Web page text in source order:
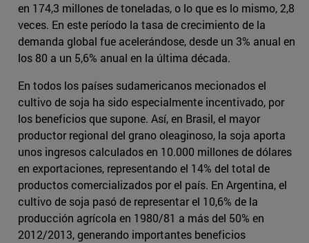
en 174,3 millones de toneladas, o lo que es lo mismo, 2,8
veces. En este período la tasa de crecimiento de la
demanda global fue acelerándose, desde un 3% anual en
los 80 a un 5,6% anual en la última década.
En todos los países sudamericanos mecionados el
cultivo de soja ha sido especialmente incentivado, por
los beneficios que supone. Así, en Brasil, el mayor
productor regional del grano oleaginoso, la soja aporta
unos ingresos calculados en 10.000 millones de dólares
en exportaciones, representando el 14% del total de
productos comercializados por el país. En Argentina, el
cultivo de soja pasó de representar el 10,6% de la
producción agrícola en 1980/81 a más del 50% en
2012/2013, generando importantes beneficios